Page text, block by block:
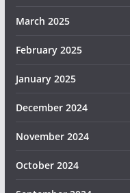
March 2025
February 2025
January 2025
December 2024
November 2024
October 2024